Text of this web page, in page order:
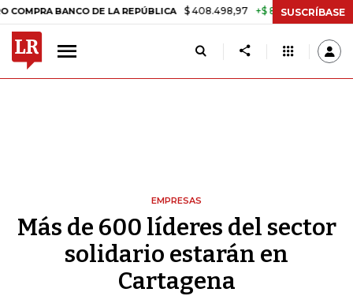
BANCO DE LA REPÚBLICA $ 408.498,97 +$ 8.753,81 +2,19%
SUSCRÍBASE
EMPRESAS
Más de 600 líderes del sector
solidario estarán en
Cartagena